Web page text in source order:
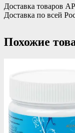
Доставка товаров
Доставка по всей
Похожие